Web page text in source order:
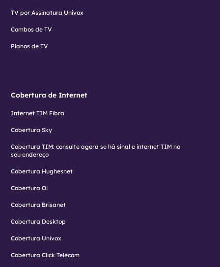
TV por Assinatura Univox
Combos de TV
Planos de TV
Cobertura de Internet
Internet TIM Fibra
Cobertura Sky
Cobertura TIM: consulte agora se há sinal e internet TIM no
seu endereço
Cobertura Hughesnet
Cobertura Oi
Cobertura Brisanet
Cobertura Desktop
Cobertura Univox
Cobertura Click Telecom